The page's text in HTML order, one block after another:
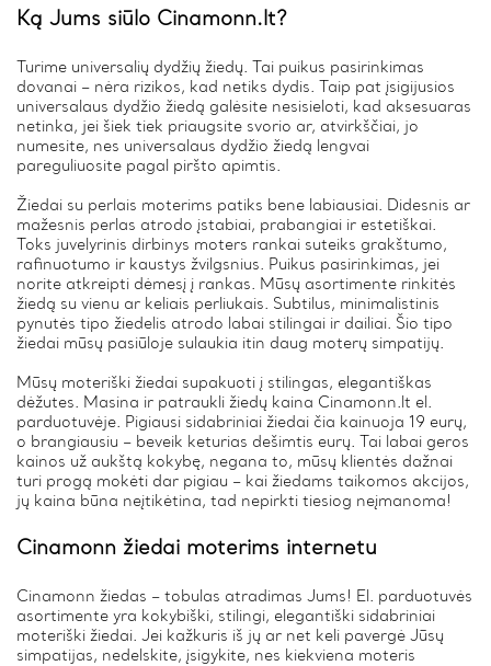
Ką Jums siūlo Cinamonn.lt?
Turime universalių dydžių žiedų. Tai puikus pasirinkimas
dovanai – nėra rizikos, kad netiks dydis. Taip pat įsigijusios
universalaus dydžio žiedą galėsite nesisieloti, kad aksesuaras
netinka, jei šiek tiek priaugsite svorio ar, atvirkščiai, jo
numesite, nes universalaus dydžio žiedą lengvai
pareguliuosite pagal piršto apimtis.
Žiedai su perlais moterims patiks bene labiausiai. Didesnis ar
mažesnis perlas atrodo įstabiai, prabangiai ir estetiškai.
Toks juvelyrinis dirbinys moters rankai suteiks grakštumo,
rafinuotumo ir kaustys žvilgsnius. Puikus pasirinkimas, jei
norite atkreipti dėmesį į rankas. Mūsų asortimente rinkitės
žiedą su vienu ar keliais perliukais. Subtilus, minimalistinis
pynutės tipo žiedelis atrodo labai stilingai ir dailiai. Šio tipo
žiedai mūsų pasiūloje sulaukia itin daug moterų simpatijų.
Mūsų moteriški žiedai supakuoti į stilingas, elegantiškas
dėžutes. Masina ir patraukli žiedų kaina Cinamonn.lt el.
parduotuvėje. Pigiausi sidabriniai žiedai čia kainuoja 19 eurų,
o brangiausiu – beveik keturias dešimtis eurų. Tai labai geros
kainos už aukštą kokybę, negana to, mūsų klientės dažnai
turi progą mokėti dar pigiau – kai žiedams taikomos akcijos,
jų kaina būna neįtikėtina, tad nepirkti tiesiog neįmanoma!
Cinamonn žiedai moterims internetu
Cinamonn žiedas – tobulas atradimas Jums! El. parduotuvės
asortimente yra kokybiški, stilingi, elegantiški sidabriniai
moteriški žiedai. Jei kažkuris iš jų ar net keli pavergė Jūsų
simpatijas, nedelskite, įsigykite, nes kiekviena moteris